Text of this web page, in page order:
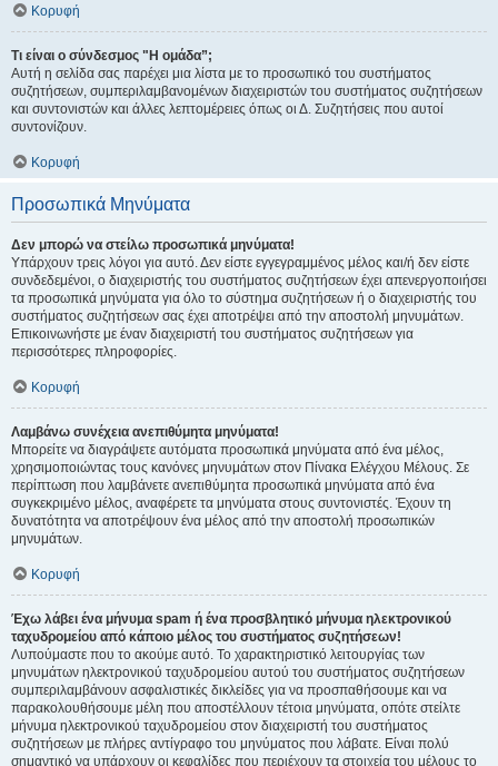
Κορυφή
Τι είναι ο σύνδεσμος "Η ομάδα”;
Αυτή η σελίδα σας παρέχει μια λίστα με το προσωπικό του συστήματος
συζητήσεων, συμπεριλαμβανομένων διαχειριστών του συστήματος συζητήσεων
και συντονιστών και άλλες λεπτομέρειες όπως οι Δ. Συζητήσεις που αυτοί
συντονίζουν.
Κορυφή
Προσωπικά Μηνύματα
Δεν μπορώ να στείλω προσωπικά μηνύματα!
Υπάρχουν τρεις λόγοι για αυτό. Δεν είστε εγγεγραμμένος μέλος και/ή δεν είστε
συνδεδεμένοι, ο διαχειριστής του συστήματος συζητήσεων έχει απενεργοποιήσει
τα προσωπικά μηνύματα για όλο το σύστημα συζητήσεων ή ο διαχειριστής του
συστήματος συζητήσεων σας έχει αποτρέψει από την αποστολή μηνυμάτων.
Επικοινωνήστε με έναν διαχειριστή του συστήματος συζητήσεων για
περισσότερες πληροφορίες.
Κορυφή
Λαμβάνω συνέχεια ανεπιθύμητα μηνύματα!
Μπορείτε να διαγράψετε αυτόματα προσωπικά μηνύματα από ένα μέλος,
χρησιμοποιώντας τους κανόνες μηνυμάτων στον Πίνακα Ελέγχου Μέλους. Σε
περίπτωση που λαμβάνετε ανεπιθύμητα προσωπικά μηνύματα από ένα
συγκεκριμένο μέλος, αναφέρετε τα μηνύματα στους συντονιστές. Έχουν τη
δυνατότητα να αποτρέψουν ένα μέλος από την αποστολή προσωπικών
μηνυμάτων.
Κορυφή
Έχω λάβει ένα μήνυμα spam ή ένα προσβλητικό μήνυμα ηλεκτρονικού
ταχυδρομείου από κάποιο μέλος του συστήματος συζητήσεων!
Λυπούμαστε που το ακούμε αυτό. Το χαρακτηριστικό λειτουργίας των
μηνυμάτων ηλεκτρονικού ταχυδρομείου αυτού του συστήματος συζητήσεων
συμπεριλαμβάνουν ασφαλιστικές δικλείδες για να προσπαθήσουμε και να
παρακολουθήσουμε μέλη που αποστέλλουν τέτοια μηνύματα, οπότε στείλτε
μήνυμα ηλεκτρονικού ταχυδρομείου στον διαχειριστή του συστήματος
συζητήσεων με πλήρες αντίγραφο του μηνύματος που λάβατε. Είναι πολύ
σημαντικό να υπάρχουν οι κεφαλίδες που περιέχουν τα στοιχεία του μέλους το